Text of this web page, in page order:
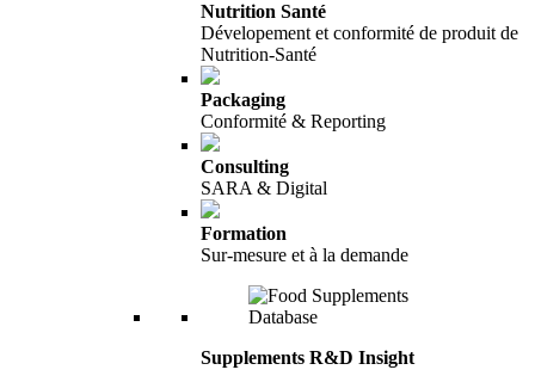
Nutrition Santé
Dévelopement et conformité de produit de
Nutrition-Santé
Packaging
Conformité & Reporting
Consulting
SARA & Digital
Formation
Sur-mesure et à la demande
Supplements R&D Insight